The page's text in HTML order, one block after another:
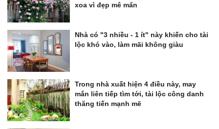
xoa vì đẹp mê mẩn
Nhà có "3 nhiều - 1 ít" này khiến cho tài
lộc khó vào, làm mãi không giàu
Trong nhà xuất hiện 4 điều này, may
mắn liên tiếp tìm tới, tài lộc công danh
thăng tiến mạnh mẽ